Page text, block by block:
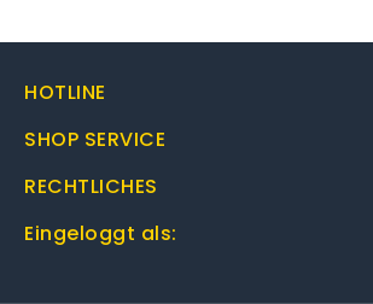
HOTLINE
SHOP SERVICE
RECHTLICHES
Eingeloggt als: